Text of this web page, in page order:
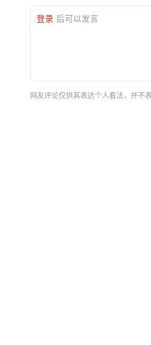
登录 后可以发言
网友评论仅供其表达个人看法，并不